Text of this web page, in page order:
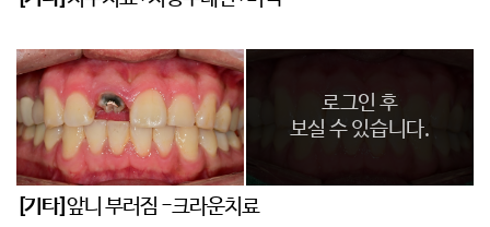
로그인 후
보실 수 있습니다.
[기타]앞니 부러짐 -크라운치료